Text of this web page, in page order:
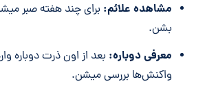
مشاهده علائم: برای چند هفته صبر
بشن.
معرفی دوباره: بعد از اون ذرت دوباره
واکنش‌ها بررسی میشن.